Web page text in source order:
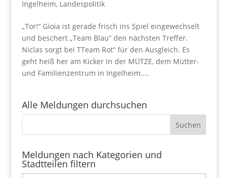
Ingelheim, Landespolitik
„Tor!“ Gioia ist gerade frisch ins Spiel eingewechselt
und beschert „Team Blau“ den nächsten Treffer.
Niclas sorgt bei TTeam Rot“ für den Ausgleich. Es
geht heiß her am Kicker in der MÜTZE, dem Mütter-
und Familienzentrum in Ingelheim....
Alle Meldungen durchsuchen
Meldungen nach Kategorien und
Stadtteilen filtern